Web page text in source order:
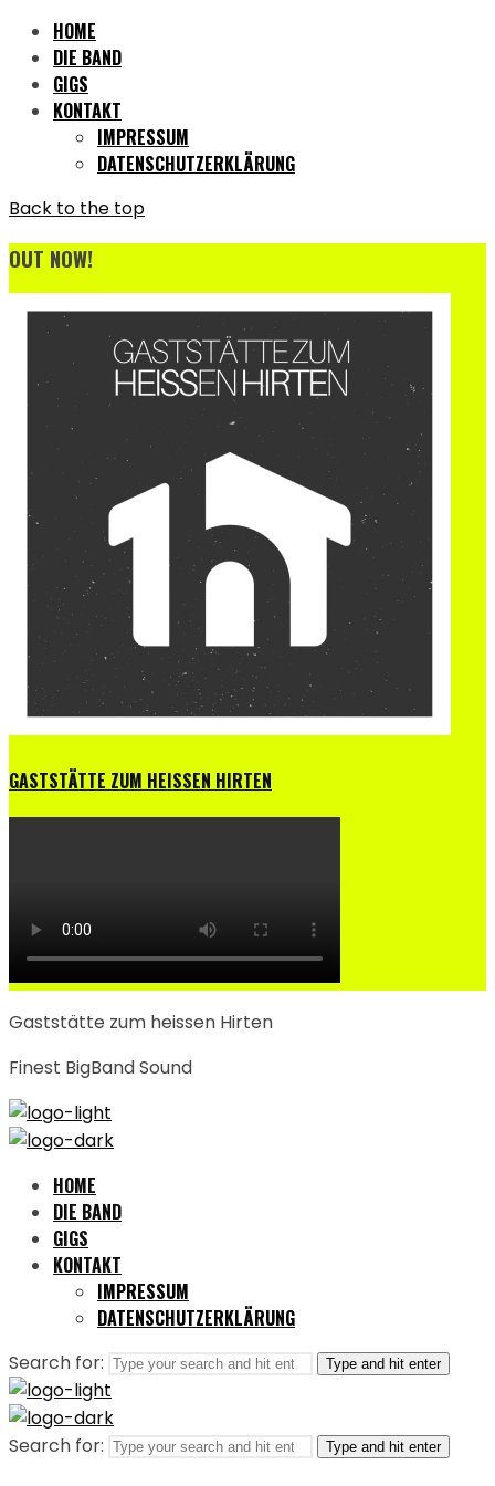
HOME
DIE BAND
GIGS
KONTAKT
IMPRESSUM
DATENSCHUTZERKLÄRUNG
Back to the top
OUT NOW!
GASTSTÄTTE ZUM HEISSEN HIRTEN
Gaststätte zum heissen Hirten
Finest BigBand Sound
HOME
DIE BAND
GIGS
KONTAKT
IMPRESSUM
DATENSCHUTZERKLÄRUNG
Search for: Type and hit enter
Search for: Type and hit enter